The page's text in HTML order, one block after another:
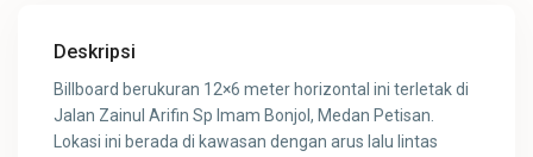
Deskripsi
Billboard berukuran 12×6 meter horizontal ini terletak di
Jalan Zainul Arifin Sp Imam Bonjol, Medan Petisan.
Lokasi ini berada di kawasan dengan arus lalu lintas